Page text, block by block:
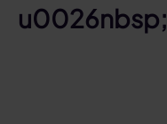
u0026nbsp;